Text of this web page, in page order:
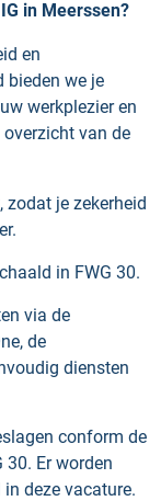
in Meerssen?
en
bieden we je
werkplezier en
van de
zodat je zekerheid
in FWG 30.
via de
de
diensten
conform de
30. Er worden
deze vacature.